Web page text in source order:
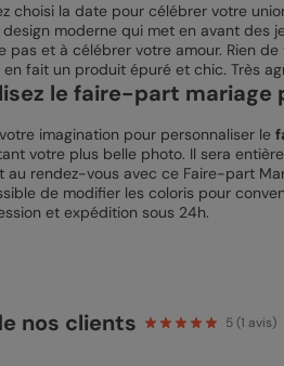
choisi la date pour célébrer votre
moderne qui met en avant des
pas et à célébrer votre amour. Rien
fait un produit épuré et chic. Très
le faire-part mariage
imagination pour personnaliser le
votre plus belle photo. Il sera
au rendez-vous avec ce Faire-part
de modifier les coloris pour
et expédition sous 24h.
nos clients 5(1 avis)